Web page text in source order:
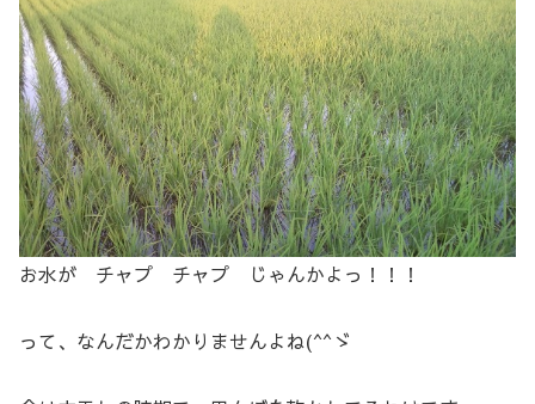
お水が チャプ チャプ じゃんかよっ！！！
って、なんだかわかりませんよね(^^ゞ